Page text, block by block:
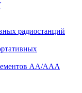
радиостанций
АА/ААА